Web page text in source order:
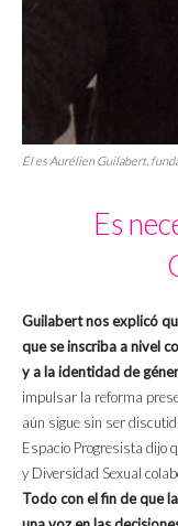
Él es Aurélien Guilabert,
Es
Guilabert nos explicó
que se inscriba a nivel
y a la identidad de
impulsar la reforma
aún sigue sin ser
Espacio Progresista dijo
y Diversidad Sexual
Todo con el fin de que